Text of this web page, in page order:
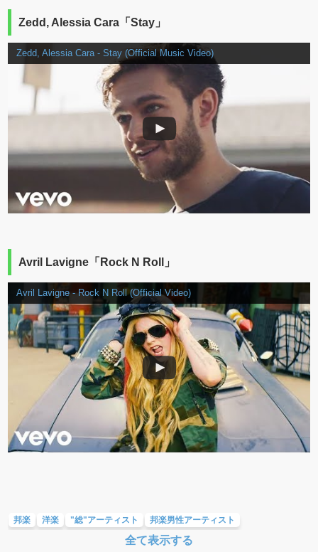
Zedd, Alessia Cara「Stay」
Zedd, Alessia Cara - Stay (Official Music Video)
Avril Lavigne「Rock N Roll」
Avril Lavigne - Rock N Roll (Official Video)
邦楽 洋楽 "総"アーティスト 邦楽男性アーティスト
男女グループ・デュエット・その他
全て表示する